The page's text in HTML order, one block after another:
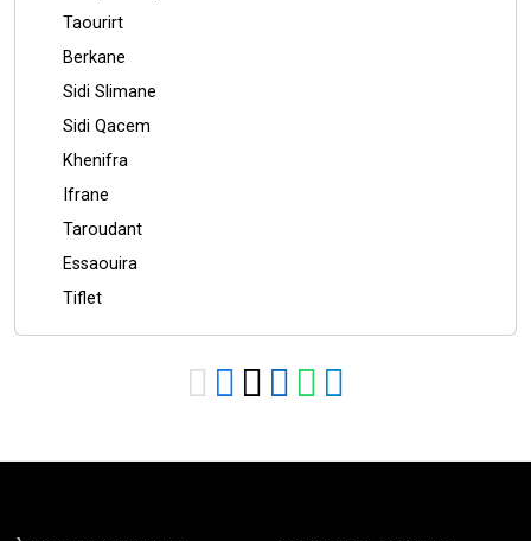
Taourirt
Berkane
Sidi Slimane
Sidi Qacem
Khenifra
Ifrane
Taroudant
Essaouira
Tiflet